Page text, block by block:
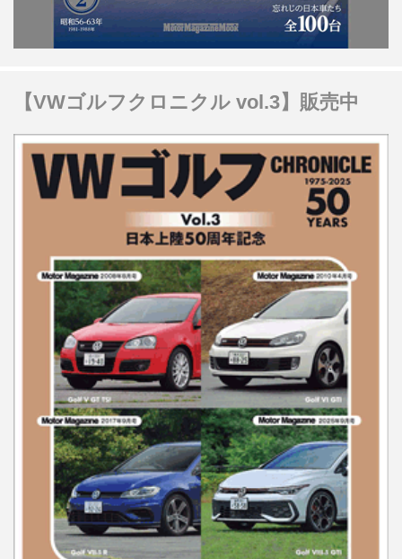
【VWゴルフクロニクル vol.3】販売中